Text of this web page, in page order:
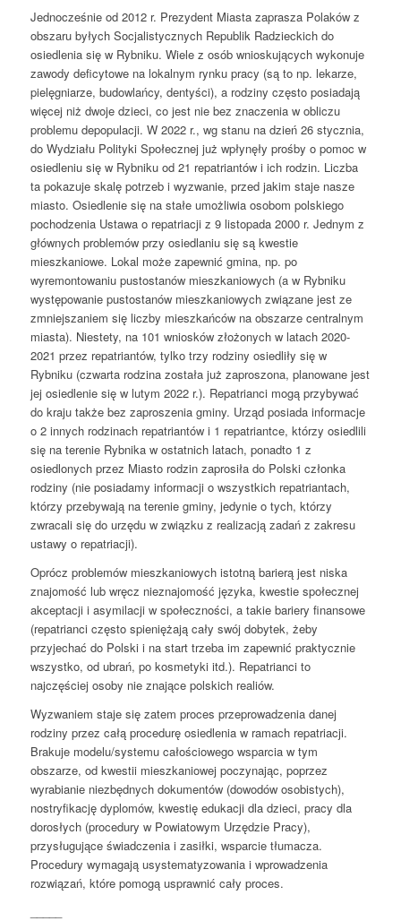
Jednocześnie od 2012 r. Prezydent Miasta zaprasza Polaków z
obszaru byłych Socjalistycznych Republik Radzieckich do
osiedlenia się w Rybniku. Wiele z osób wnioskujących wykonuje
zawody deficytowe na lokalnym rynku pracy (są to np. lekarze,
pielęgniarze, budowlańcy, dentyści), a rodziny często posiadają
więcej niż dwoje dzieci, co jest nie bez znaczenia w obliczu
problemu depopulacji. W 2022 r., wg stanu na dzień 26 stycznia,
do Wydziału Polityki Społecznej już wpłynęły prośby o pomoc w
osiedleniu się w Rybniku od 21 repatriantów i ich rodzin. Liczba
ta pokazuje skalę potrzeb i wyzwanie, przed jakim staje nasze
miasto. Osiedlenie się na stałe umożliwia osobom polskiego
pochodzenia Ustawa o repatriacji z 9 listopada 2000 r. Jednym z
głównych problemów przy osiedlaniu się są kwestie
mieszkaniowe. Lokal może zapewnić gmina, np. po
wyremontowaniu pustostanów mieszkaniowych (a w Rybniku
występowanie pustostanów mieszkaniowych związane jest ze
zmniejszaniem się liczby mieszkańców na obszarze centralnym
miasta). Niestety, na 101 wniosków złożonych w latach 2020-
2021 przez repatriantów, tylko trzy rodziny osiedliły się w
Rybniku (czwarta rodzina została już zaproszona, planowane jest
jej osiedlenie się w lutym 2022 r.). Repatrianci mogą przybywać
do kraju także bez zaproszenia gminy. Urząd posiada informacje
o 2 innych rodzinach repatriantów i 1 repatriantce, którzy osiedlili
się na terenie Rybnika w ostatnich latach, ponadto 1 z
osiedlonych przez Miasto rodzin zaprosiła do Polski członka
rodziny (nie posiadamy informacji o wszystkich repatriantach,
którzy przebywają na terenie gminy, jedynie o tych, którzy
zwracali się do urzędu w związku z realizacją zadań z zakresu
ustawy o repatriacji).
Oprócz problemów mieszkaniowych istotną barierą jest niska
znajomość lub wręcz nieznajomość języka, kwestie społecznej
akceptacji i asymilacji w społeczności, a takie bariery finansowe
(repatrianci często spieniężają cały swój dobytek, żeby
przyjechać do Polski i na start trzeba im zapewnić praktycznie
wszystko, od ubrań, po kosmetyki itd.). Repatrianci to
najczęściej osoby nie znające polskich realiów.
Wyzwaniem staje się zatem proces przeprowadzenia danej
rodziny przez całą procedurę osiedlenia w ramach repatriacji.
Brakuje modelu/systemu całościowego wsparcia w tym
obszarze, od kwestii mieszkaniowej poczynając, poprzez
wyrabianie niezbędnych dokumentów (dowodów osobistych),
nostryfikację dyplomów, kwestię edukacji dla dzieci, pracy dla
dorosłych (procedury w Powiatowym Urzędzie Pracy),
przysługujące świadczenia i zasiłki, wsparcie tłumacza.
Procedury wymagają usystematyzowania i wprowadzenia
rozwiązań, które pomogą usprawnić cały proces.